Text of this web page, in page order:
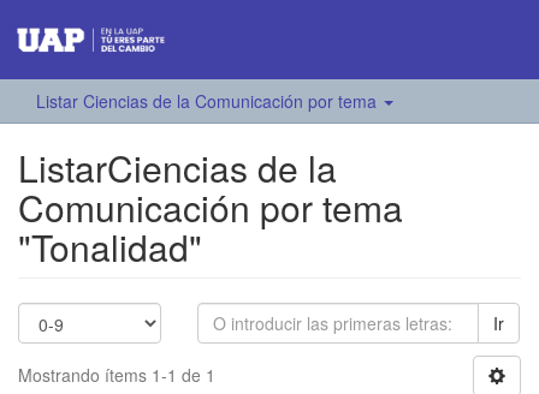
Listar Ciencias de la Comunicación por tema
ListarCiencias de la
Comunicación por tema
"Tonalidad"
Ir
Mostrando ítems 1-1 de 1